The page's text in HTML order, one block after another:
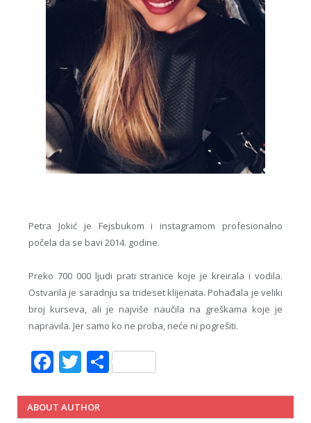
Petra Jokić je Fejsbukom i instagramom profesionalno
počela da se bavi 2014. godine.
Preko 700 000 ljudi prati stranice koje je kreirala i vodila.
Ostvarila je saradnju sa trideset klijenata. Pohađala je veliki
broj kurseva, ali je najviše naučila na greškama koje je
napravila. Jer samo ko ne proba, neće ni pogrešiti.
Facebook
Twitter
Share
ABOUT AUTHOR